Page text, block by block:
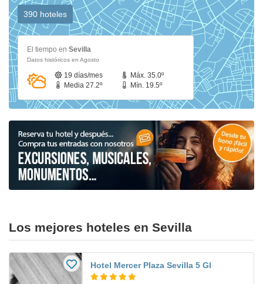
390 hoteles
El tiempo en Sevilla
Datos históricos en Agosto
19 días/mes
Máx. 35.0º
Media 27.2º
Mín. 19.5º
Los mejores hoteles en Sevilla
Hotel Mercer Plaza Sevilla 5 Gl